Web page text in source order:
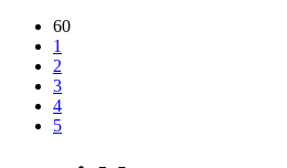
60
1
2
3
4
5